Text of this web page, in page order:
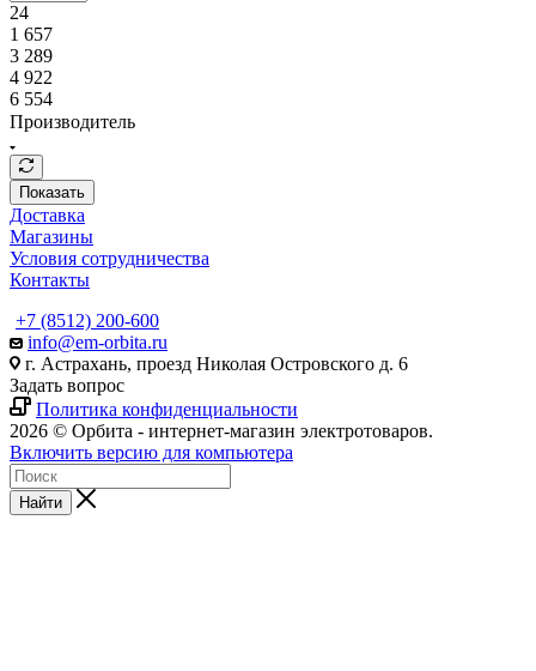
24
1 657
3 289
4 922
6 554
Производитель
Показать
Доставка
Магазины
Условия сотрудничества
Контакты
+7 (8512) 200-600
info@em-orbita.ru
г. Астрахань, проезд Николая Островского д. 6
Задать вопрос
Политика конфиденциальности
2026 © Орбита - интернет-магазин электротоваров.
Включить версию для компьютера
Найти